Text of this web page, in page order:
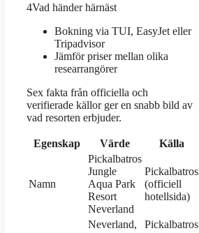
4Vad händer härnäst
Bokning via TUI, EasyJet eller
Tripadvisor
Jämför priser mellan olika
researrangörer
Sex fakta från officiella och
verifierade källor ger en snabb bild av
vad resorten erbjuder.
Egenskap Värde Källa
Namn
Pickalbatros
Jungle
Aqua Park
Resort
Neverland
Pickalbatros
(officiell
hotellsida)
Neverland,
Pickalbatros